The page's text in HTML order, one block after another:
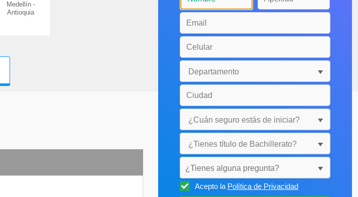
Medellín -
Antioquia
¿Tienes alguna pregunta?
Selecciónala
Acepto la Política de Privacidad